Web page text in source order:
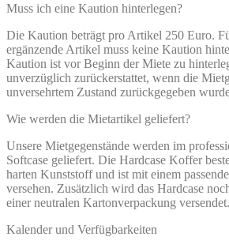
Muss ich eine Kaution hinterlegen?
Die Kaution beträgt pro Artikel 250 Euro.
ergänzende Artikel muss keine Kaution
Kaution ist vor Beginn der Miete zu
unverzüglich zurückerstattet, wenn die
unversehrtem Zustand zurückgegeben
Wie werden die Mietartikel geliefert?
Unsere Mietgegenstände werden im
Softcase geliefert. Die Hardcase Koffer
harten Kunststoff und ist mit einem
versehen. Zusätzlich wird das Hardcase
einer neutralen Kartonverpackung versendet.
Kalender und Verfügbarkeiten